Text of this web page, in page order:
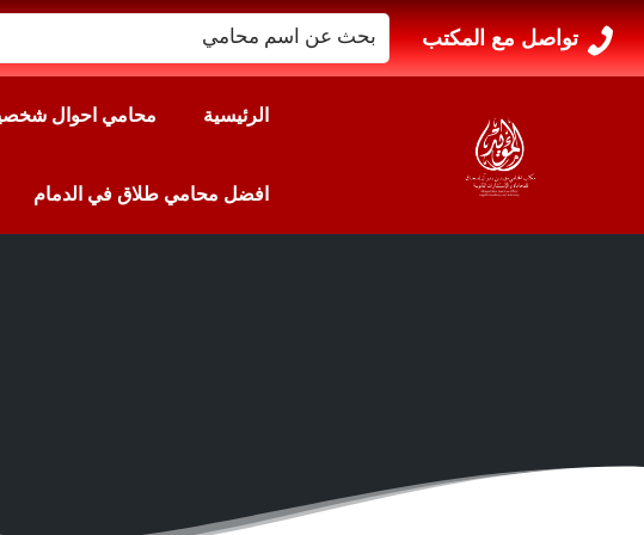
تواصل مع المكتب
البحث
عن:
الرئيسية محامي احوال
افضل محامي طلاق في الدمام